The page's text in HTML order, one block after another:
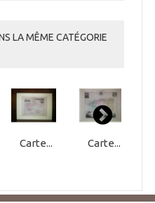
LA MÊME CATÉGORIE
Carte... Carte...